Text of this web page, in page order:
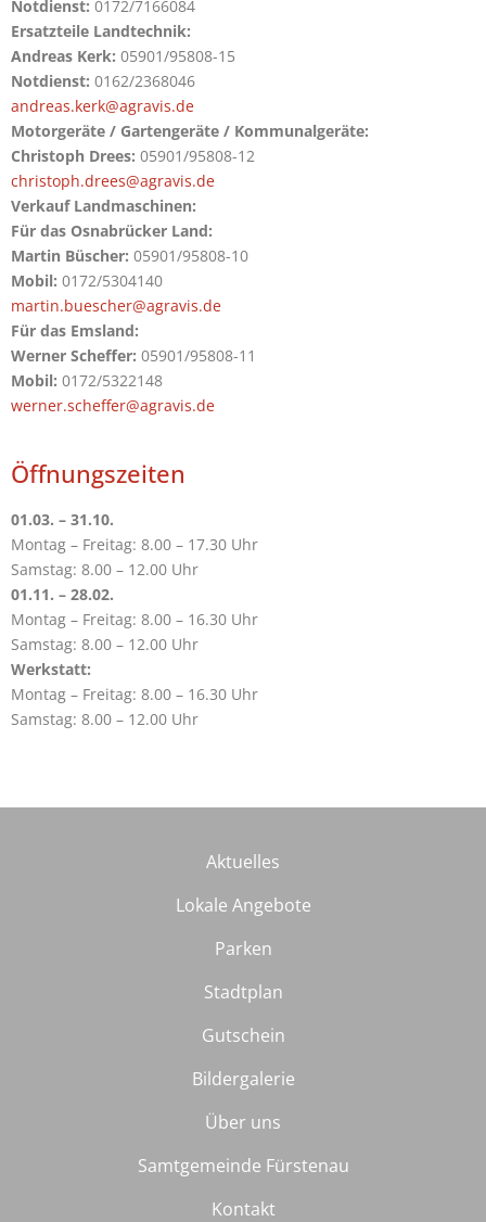
Notdienst: 0172/7166084
Ersatzteile Landtechnik:
Andreas Kerk: 05901/95808-15
Notdienst: 0162/2368046
andreas.kerk@agravis.de
Motorgeräte / Gartengeräte / Kommunalgeräte:
Christoph Drees: 05901/95808-12
christoph.drees@agravis.de
Verkauf Landmaschinen:
Für das Osnabrücker Land:
Martin Büscher: 05901/95808-10
Mobil: 0172/5304140
martin.buescher@agravis.de
Für das Emsland:
Werner Scheffer: 05901/95808-11
Mobil: 0172/5322148
werner.scheffer@agravis.de
Öffnungszeiten
01.03. – 31.10.
Montag – Freitag: 8.00 – 17.30 Uhr
Samstag: 8.00 – 12.00 Uhr
01.11. – 28.02.
Montag – Freitag: 8.00 – 16.30 Uhr
Samstag: 8.00 – 12.00 Uhr
Werkstatt:
Montag – Freitag: 8.00 – 16.30 Uhr
Samstag: 8.00 – 12.00 Uhr
Aktuelles
Lokale Angebote
Parken
Stadtplan
Gutschein
Bildergalerie
Über uns
Samtgemeinde Fürstenau
Kontakt